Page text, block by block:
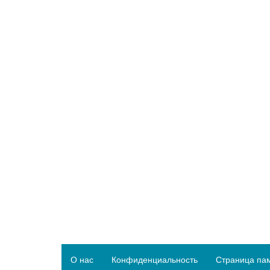
О нас Конфиденциальность Страница